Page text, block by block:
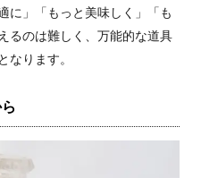
に」「もっと美味しく」「も
るのは難しく、万能的な道具
なります。